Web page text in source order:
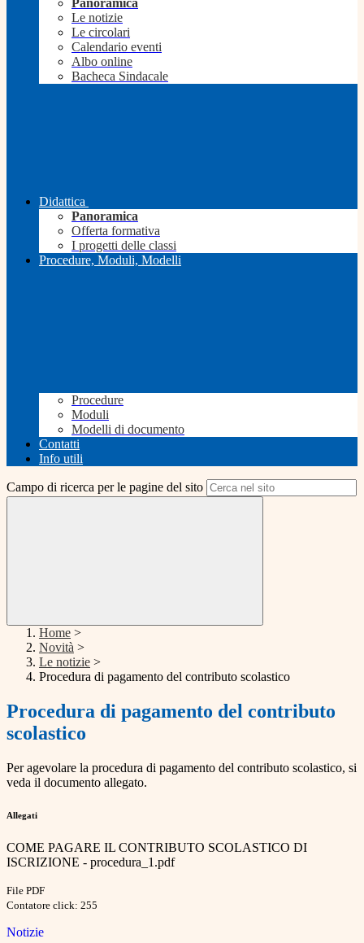
Panoramica
Le notizie
Le circolari
Calendario eventi
Albo online
Bacheca Sindacale
Didattica
Panoramica
Offerta formativa
I progetti delle classi
Procedure, Moduli, Modelli
Procedure
Moduli
Modelli di documento
Contatti
Info utili
Campo di ricerca per le pagine del sito
Home >
Novità >
Le notizie >
Procedura di pagamento del contributo scolastico
Procedura di pagamento del contributo
scolastico
Per agevolare la procedura di pagamento del contributo scolastico, si
veda il documento allegato.
Allegati
COME PAGARE IL CONTRIBUTO SCOLASTICO DI
ISCRIZIONE - procedura_1.pdf
File PDF
Contatore click: 255
Notizie